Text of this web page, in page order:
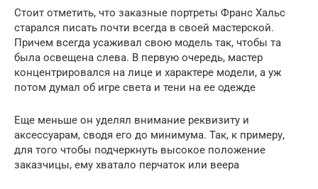
Стоит отметить, что заказные портреты Франс Хальс
старался писать почти всегда в своей мастерской.
Причем всегда усаживал свою модель так, чтобы та
была освещена слева. В первую очередь, мастер
концентрировался на лице и характере модели, а уж
потом думал об игре света и тени на ее одежде
Еще меньше он уделял внимание реквизиту и
аксессуарам, сводя его до минимума. Так, к примеру,
для того чтобы подчеркнуть высокое положение
заказчицы, ему хватало перчаток или веера